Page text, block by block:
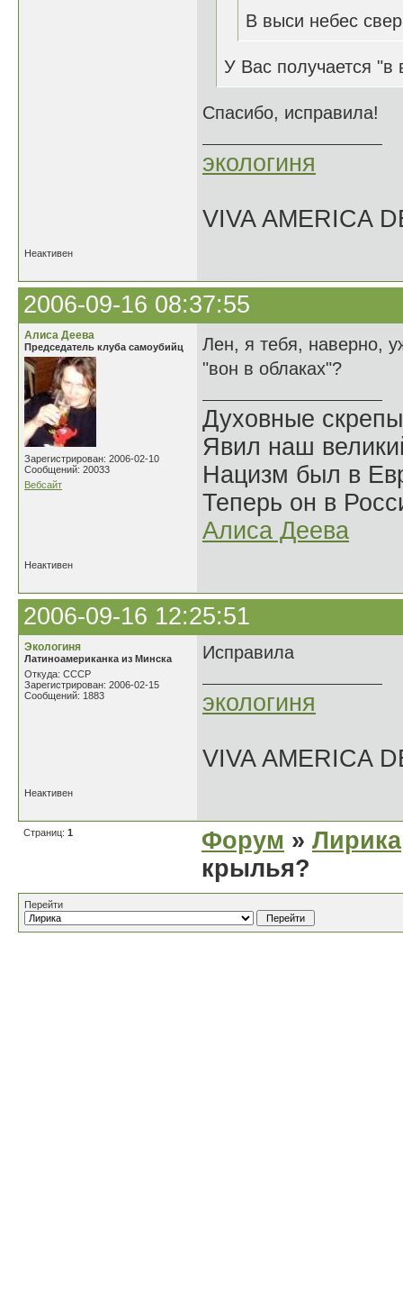
В выси небес
У Вас получается "в
Спасибо, исправила!
экологиня
VIVA AMERICA
Неактивен
2006-09-16 08:37:55
Алиса Деева
Председатель клуба самоубийц
Зарегистрирован: 2006-02-10
Сообщений: 20033
Вебсайт
Лен, я тебя, наверно,
"вон в облаках"?
Духовные
Явил наш
Нацизм был в
Теперь он в
Алиса Деева
Неактивен
2006-09-16 12:25:51
Экологиня
Латиноамериканка из Минска
Откуда: СССР
Зарегистрирован: 2006-02-15
Сообщений: 1883
Исправила
экологиня
VIVA AMERICA
Неактивен
Страниц: 1 Форум » Лирика
крылья?
Перейти